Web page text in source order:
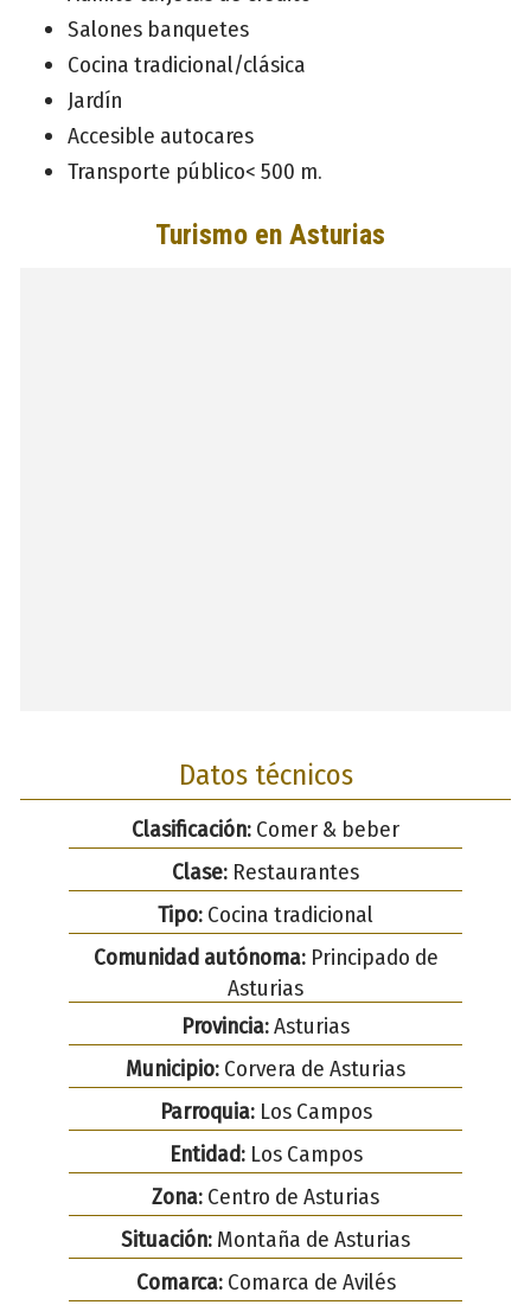
Salones banquetes
Cocina tradicional/clásica
Jardín
Accesible autocares
Transporte público< 500 m.
Datos técnicos
Clasificación: Comer & beber
Clase: Restaurantes
Tipo: Cocina tradicional
Comunidad autónoma:Principado de
Asturias
Provincia:Asturias
Municipio: Corvera de Asturias
Parroquia:Los Campos
Entidad:Los Campos
Zona: Centro de Asturias
Situación: Montaña de Asturias
Comarca:Comarca de Avilés